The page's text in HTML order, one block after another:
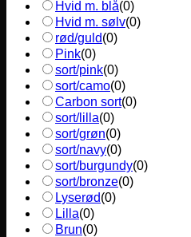
Hvid m. blå(0)
Hvid m. sølv(0)
rød/guld(0)
Pink(0)
sort/pink(0)
sort/camo(0)
Carbon sort(0)
sort/lilla(0)
sort/grøn(0)
sort/navy(0)
sort/burgundy(0)
sort/bronze(0)
Lyserød(0)
Lilla(0)
Brun(0)